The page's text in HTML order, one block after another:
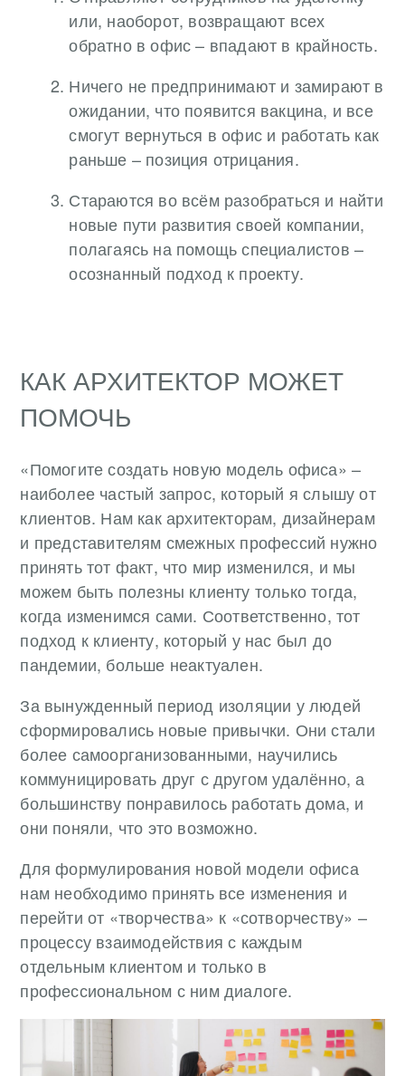
или, наоборот, возвращают всех
обратно в офис – впадают в крайность.
Ничего не предпринимают и замирают в
ожидании, что появится вакцина, и все
смогут вернуться в офис и работать как
раньше – позиция отрицания.
Стараются во всём разобраться и найти
новые пути развития своей компании,
полагаясь на помощь специалистов –
осознанный подход к проекту.
КАК АРХИТЕКТОР МОЖЕТ
ПОМОЧЬ
«Помогите создать новую модель офиса» –
наиболее частый запрос, который я слышу от
клиентов. Нам как архитекторам, дизайнерам
и представителям смежных профессий нужно
принять тот факт, что мир изменился, и мы
можем быть полезны клиенту только тогда,
когда изменимся сами. Соответственно, тот
подход к клиенту, который у нас был до
пандемии, больше неактуален.
За вынужденный период изоляции у людей
сформировались новые привычки. Они стали
более самоорганизованными, научились
коммуницировать друг с другом удалённо, а
большинству понравилось работать дома, и
они поняли, что это возможно.
Для формулирования новой модели офиса
нам необходимо принять все изменения и
перейти от «творчества» к «сотворчеству» –
процессу взаимодействия с каждым
отдельным клиентом и только в
профессиональном с ним диалоге.